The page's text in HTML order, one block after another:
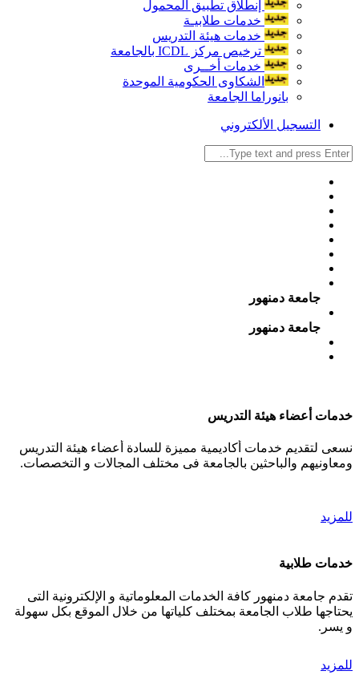
إنطلاق تطبيق المحمول
خدمات طلابيـة
خدمات هيئة التدريس
ترخيص مركز ICDL بالجامعة
خدمات أخــرى
الشكاوى الحكومية الموحدة
بانوراما الجامعة
التسجيل الألكتروني
جامعة دمنهور
جامعة دمنهور
خدمات أعضاء هيئة التدريس
نسعى لتقديم خدمات أكاديمية مميزة للسادة أعضاء هيئة التدريس
ومعاونيهم والباحثين بالجامعة فى مختلف المجالات و التخصصات.
للمزيد
خدمات طلابية
تقدم جامعة دمنهور كافة الخدمات المعلوماتية و الإلكترونية التى
يحتاجها طلاب الجامعة بمختلف كلياتها من خلال الموقع بكل سهولة
و يسر.
للمزيد